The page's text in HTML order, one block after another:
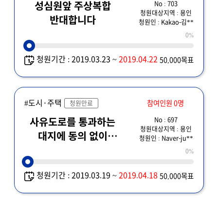
성심원앞 주상복합
반대합니다
No : 703
청원대상지역 : 용인
청원인 : Kakao-김**
0%
청원기간 : 2019.03.23 ~2019.04.22 50,000목표
#도시·주택 청원만료 참여인원 0명
사유도로를 통과하는
대지에 동의 없이
No : 697
청원대상지역 : 용인
청원인 : Naver-ju**
0%
청원기간 : 2019.03.19 ~2019.04.18 50,000목표